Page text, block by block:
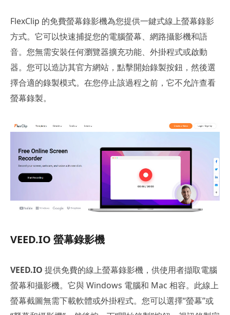
FlexClip 的免費螢幕錄影機為您提供一鍵式線上螢幕錄影
方式。它可以快速捕捉您的電腦螢幕、網路攝影機和語
音。您無需安裝任何瀏覽器擴充功能、外掛程式或啟動
器。您可以造訪其官方網站，點擊開始錄製按鈕，然後選
擇合適的錄製模式。在您停止該過程之前，它不允許查看
螢幕錄製。
VEED.IO 螢幕錄影機
VEED.IO 提供免費的線上螢幕錄影機，供使用者擷取電腦
螢幕和攝影機。它與 Windows 電腦和 Mac 相容。此線上
螢幕截圖無需下載軟體或外掛程式。您可以選擇“螢幕”或